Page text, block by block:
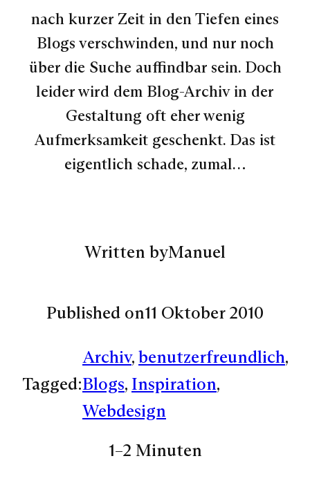
nach kurzer Zeit in den Tiefen eines
Blogs verschwinden, und nur noch
über die Suche auffindbar sein. Doch
leider wird dem Blog-Archiv in der
Gestaltung oft eher wenig
Aufmerksamkeit geschenkt. Das ist
eigentlich schade, zumal…
Written byManuel
Published on11 Oktober 2010
Tagged:
Archiv, benutzerfreundlich
Blogs, Inspiration
Webdesign
1–2 Minuten